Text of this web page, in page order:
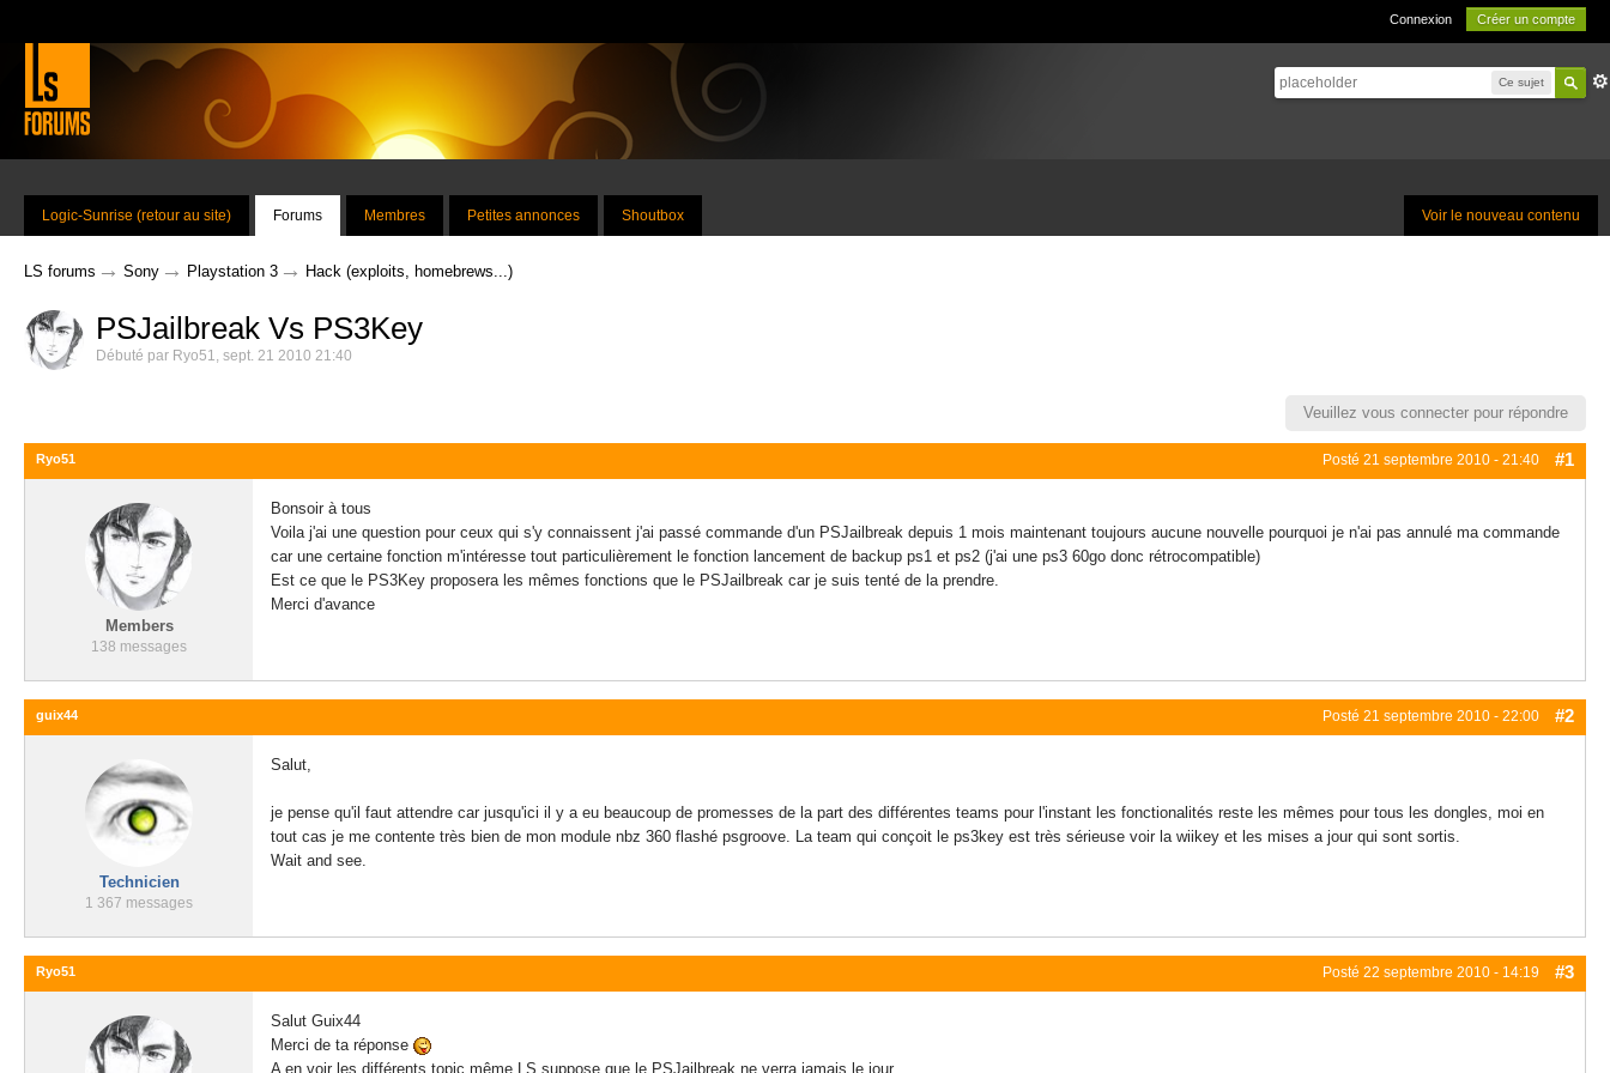
Connexion Créer un compte
Ce sujet
Voir le nouveau contenu
Logic-Sunrise (retour au site) Forums Membres Petites annonces Shoutbox
LS forums → Sony → Playstation 3 → Hack (exploits, homebrews...)
PSJailbreak Vs PS3Key
Débuté par Ryo51, sept. 21 2010 21:40
Veuillez vous connecter pour répondre
Posté 21 septembre 2010 - 21:40 #1
Ryo51
Members
138 messages
Bonsoir à tous
Voila j'ai une question pour ceux qui s'y connaissent j'ai passé commande d'un PSJailbreak depuis 1 mois maintenant toujours aucune nouvelle pourquoi je n'ai pas annulé ma commande
car une certaine fonction m'intéresse tout particulièrement le fonction lancement de backup ps1 et ps2 (j'ai une ps3 60go donc rétrocompatible)
Est ce que le PS3Key proposera les mêmes fonctions que le PSJailbreak car je suis tenté de la prendre.
Merci d'avance
Posté 21 septembre 2010 - 22:00 #2
guix44
Technicien
1 367 messages
Salut,
je pense qu'il faut attendre car jusqu'ici il y a eu beaucoup de promesses de la part des différentes teams pour l'instant les fonctionalités reste les mêmes pour tous les dongles, moi en
tout cas je me contente très bien de mon module nbz 360 flashé psgroove. La team qui conçoit le ps3key est très sérieuse voir la wiikey et les mises a jour qui sont sortis.
Wait and see.
Posté 22 septembre 2010 - 14:19 #3
Ryo51
Salut Guix44
Merci de ta réponse
A en voir les différents topic même LS suppose que le PSJailbreak ne verra jamais le jour